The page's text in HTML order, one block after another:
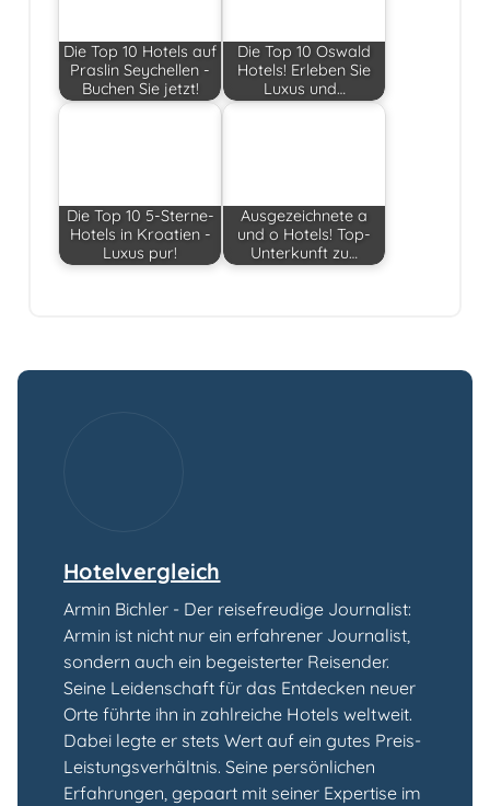
Die Top 10 Hotels auf
Praslin Seychellen -
Buchen Sie jetzt!
Die Top 10 Oswald
Hotels! Erleben Sie
Luxus und…
Die Top 10 5-Sterne-
Hotels in Kroatien -
Luxus pur!
Ausgezeichnete a
und o Hotels! Top-
Unterkunft zu…
Hotelvergleich
Armin Bichler - Der reisefreudige Journalist:
Armin ist nicht nur ein erfahrener Journalist,
sondern auch ein begeisterter Reisender.
Seine Leidenschaft für das Entdecken neuer
Orte führte ihn in zahlreiche Hotels weltweit.
Dabei legte er stets Wert auf ein gutes Preis-
Leistungsverhältnis. Seine persönlichen
Erfahrungen, gepaart mit seiner Expertise im